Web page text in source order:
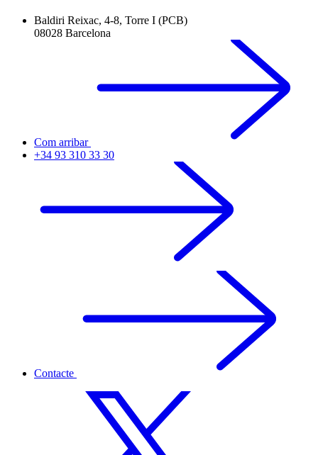
Baldiri Reixac, 4-8, Torre I (PCB)
08028 Barcelona
Com arribar
+34 93 310 33 30
Contacte